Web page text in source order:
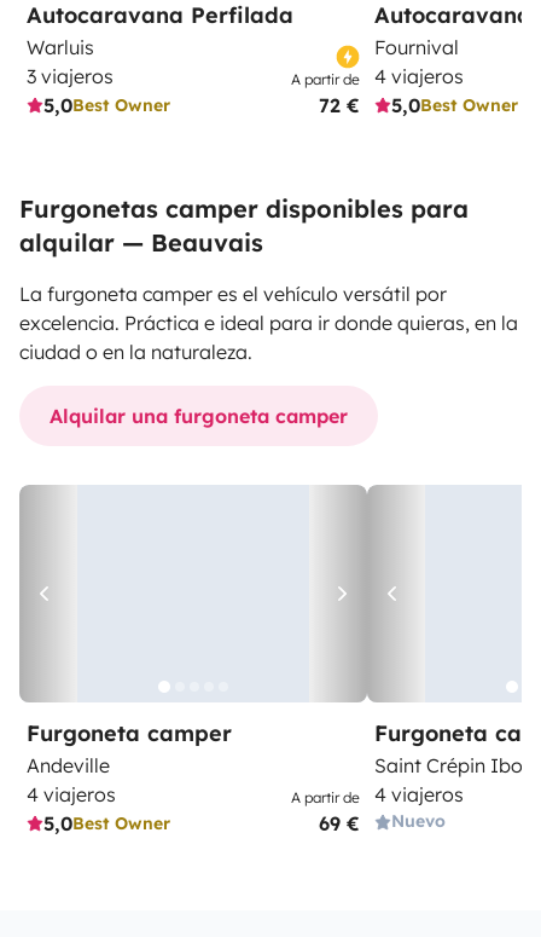
Autocaravana Perfilada
Warluis
3 viajeros
5,0Best Owner
A partir de
72 €
Autocaravana
Fournival
4 viajeros
5,0Best Owner
Furgonetas camper disponibles para
alquilar — Beauvais
La furgoneta camper es el vehículo versátil por
excelencia. Práctica e ideal para ir donde quieras, en la
ciudad o en la naturaleza.
Alquilar una furgoneta camper
Furgoneta camper
Andeville
4 viajeros
5,0Best Owner
A partir de
69 €
Furgoneta
Saint Crépin
4 viajeros
Nuevo